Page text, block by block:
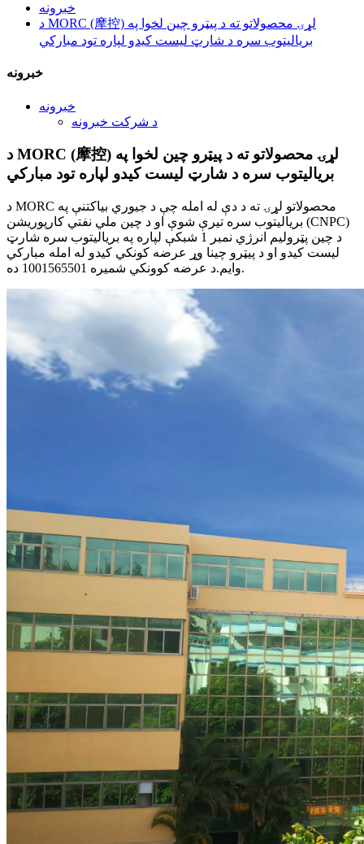
خبرونه
د MORC (摩控) لړۍ محصولاتو ته د پیټرو چین لخوا په
بریالیتوب سره د شارټ لیست کیدو لپاره تود مبارکي
خبرونه
خبرونه
د شرکت خبرونه
د MORC (摩控) لړۍ محصولاتو ته د پیټرو چین لخوا په
بریالیتوب سره د شارټ لیست کیدو لپاره تود مبارکي
د MORC محصولاتو لړۍ ته د دې له امله چې د جیوري بیاکتنې په
بریالیتوب سره تیرې شوې او د چین ملي نفتي کارپوریشن (CNPC)
د چین پټرولیم انرژي نمبر 1 شبکې لپاره په بریالیتوب سره شارټ
لیست کیدو او د پیټرو چینا وړ عرضه کونکي کیدو له امله مبارکي
وایم.د عرضه کوونکي شمیره 1001565501 ده.